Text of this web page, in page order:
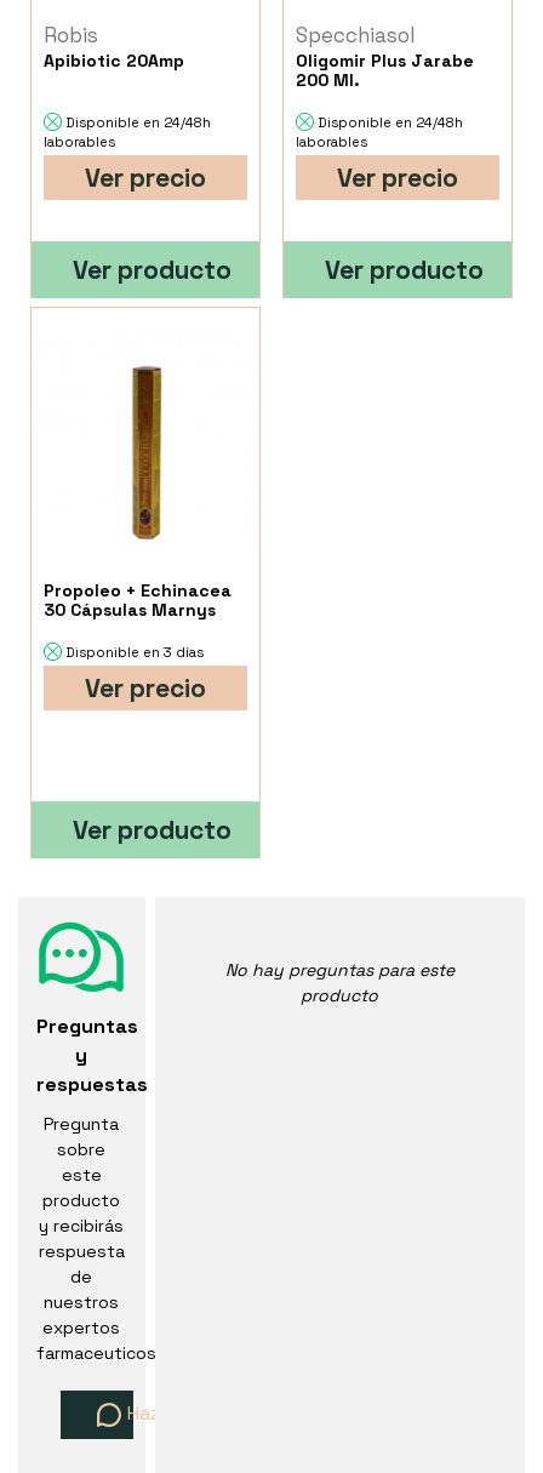
Robis
Apibiotic 20Amp
Disponible en 24/48h
laborables
Ver precio
Ver producto
Specchiasol
Oligomir Plus Jarabe
200 Ml.
Disponible en 24/48h
laborables
Ver precio
Ver producto
Propoleo + Echinacea
30 Cápsulas Marnys
Disponible en 3 días
Ver precio
Ver producto
Preguntas
y
respuestas
Pregunta
sobre
este
producto
y recibirás
respuesta
de
nuestros
expertos
farmaceuticos
Haz una pregunta
No hay preguntas para este
producto